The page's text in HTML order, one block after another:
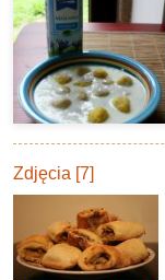
Zdjęcia [7]